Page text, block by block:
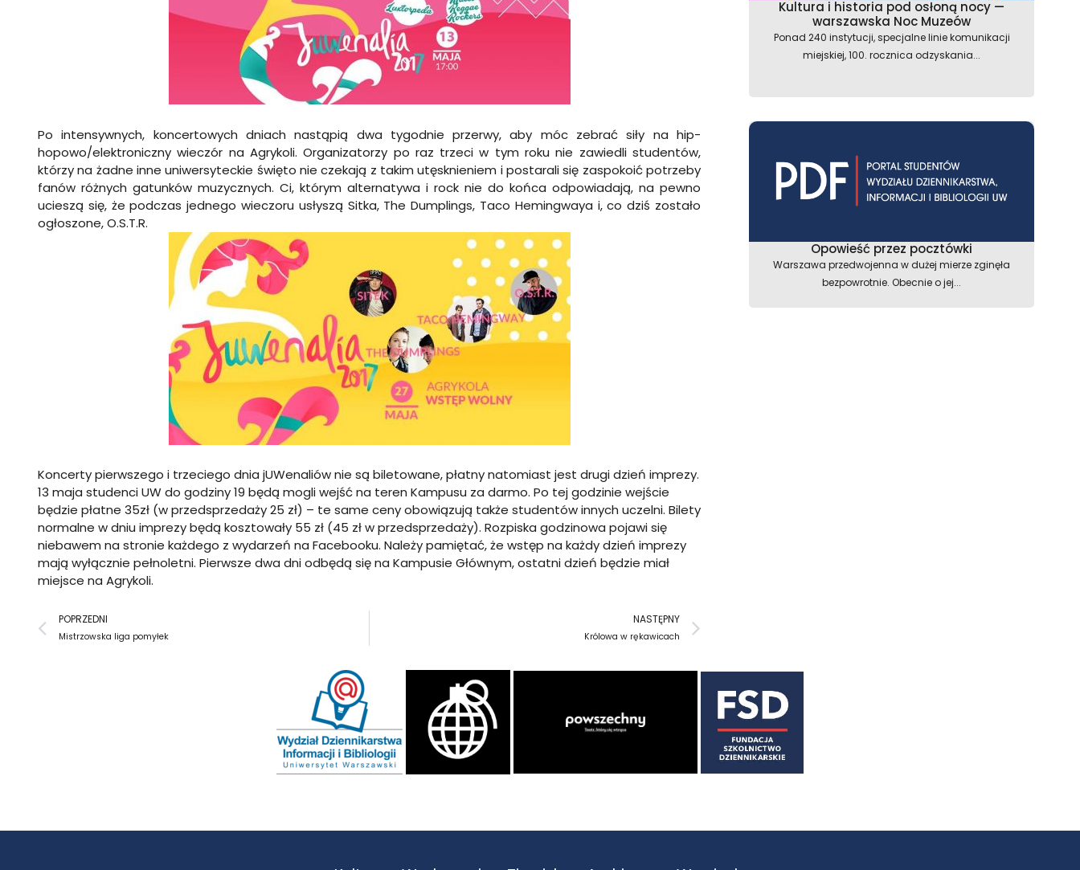
Po intensywnych, koncertowych dniach nastąpią dwa tygodnie przerwy, aby móc zebrać siły na hip-
hopowo/elektroniczny wieczór na Agrykoli. Organizatorzy po raz trzeci w tym roku nie zawiedli studentów,
którzy na żadne inne uniwersyteckie święto nie czekają z takim utęsknieniem i postarali się zaspokoić potrzeby
fanów różnych gatunków muzycznych. Ci, którym alternatywa i rock nie do końca odpowiadają, na pewno
ucieszą się, że podczas jednego wieczoru usłyszą Sitka, The Dumplings, Taco Hemingwaya i, co dziś zostało
ogłoszone, O.S.T.R.
Koncerty pierwszego i trzeciego dnia jUWenaliów nie są biletowane, płatny natomiast jest drugi dzień imprezy.
13 maja studenci UW do godziny 19 będą mogli wejść na teren Kampusu za darmo. Po tej godzinie wejście
będzie płatne 35zł (w przedsprzedaży 25 zł) – te same ceny obowiązują także studentów innych uczelni. Bilety
normalne w dniu imprezy będą kosztowały 55 zł (45 zł w przedsprzedaży). Rozpiska godzinowa pojawi się
niebawem na stronie każdego z wydarzeń na Facebooku. Należy pamiętać, że wstęp na każdy dzień imprezy
mają wyłącznie pełnoletni. Pierwsze dwa dni odbędą się na Kampusie Głównym, ostatni dzień będzie miał
miejsce na Agrykoli.
Prev
POPRZEDNI
Mistrzowska liga pomyłek
NASTĘPNY
Królowa w rękawicach
Kultura i historia pod osłoną nocy —
warszawska Noc Muzeów
Ponad 240 instytucji, specjalne linie komunikacji
miejskiej, 100. rocznica odzyskania...
Opowieść przez pocztówki
Warszawa przedwojenna w dużej mierze zginęła
bezpowrotnie. Obecnie o jej...